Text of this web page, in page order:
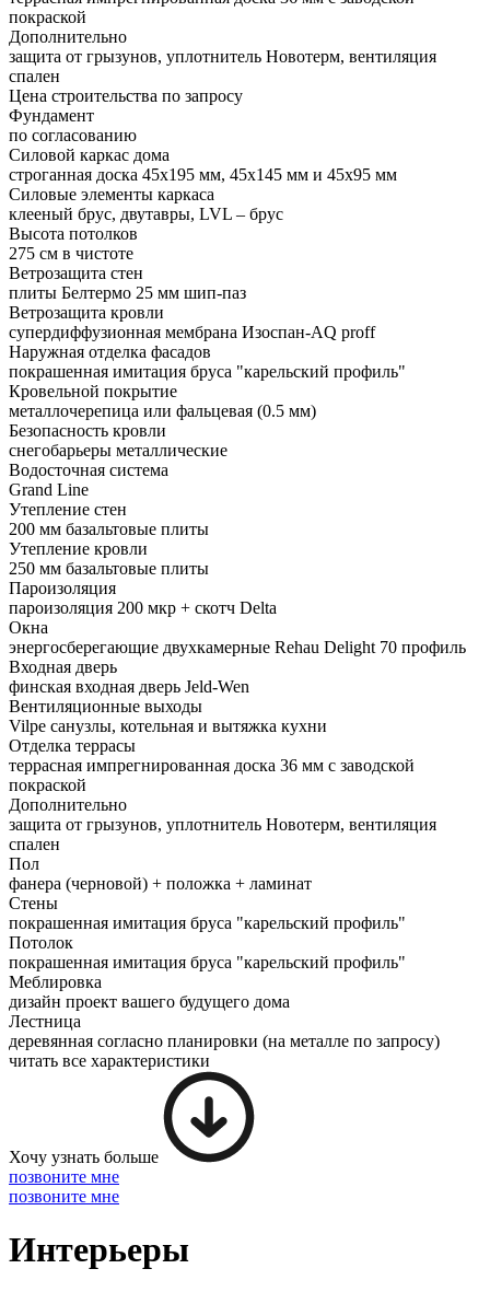
покраской
Дополнительно
защита от грызунов, уплотнитель Новотерм, вентиляция
спален
Цена строительства по запросу
Фундамент
по согласованию
Силовой каркас дома
строганная доска 45х195 мм, 45х145 мм и 45х95 мм
Силовые элементы каркаса
клееный брус, двутавры, LVL – брус
Высота потолков
275 см в чистоте
Ветрозащита стен
плиты Белтермо 25 мм шип-паз
Ветрозащита кровли
супердиффузионная мембрана Изоспан-AQ proff
Наружная отделка фасадов
покрашенная имитация бруса "карельский профиль"
Кровельной покрытие
металлочерепица или фальцевая (0.5 мм)
Безопасность кровли
снегобарьеры металлические
Водосточная система
Grand Line
Утепление стен
200 мм базальтовые плиты
Утепление кровли
250 мм базальтовые плиты
Пароизоляция
пароизоляция 200 мкр + скотч Delta
Окна
энергосберегающие двухкамерные Rehau Delight 70 профиль
Входная дверь
финская входная дверь Jeld-Wen
Вентиляционные выходы
Vilpe санузлы, котельная и вытяжка кухни
Отделка террасы
террасная импрегнированная доска 36 мм с заводской
покраской
Дополнительно
защита от грызунов, уплотнитель Новотерм, вентиляция
спален
Пол
фанера (черновой) + положка + ламинат
Стены
покрашенная имитация бруса "карельский профиль"
Потолок
покрашенная имитация бруса "карельский профиль"
Меблировка
дизайн проект вашего будущего дома
Лестница
деревянная согласно планировки (на металле по запросу)
читать все характеристики
Хочу узнать больше
позвоните мне
позвоните мне
Интерьеры